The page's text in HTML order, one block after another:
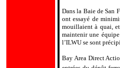
Dans la Baie de San
ont essayé de
mouillaient à quai,
maintenir une
l’ILWU se sont
Bay Area Direct